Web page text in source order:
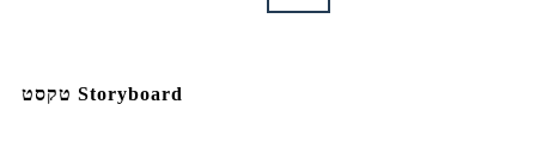
טקסט Storyboard